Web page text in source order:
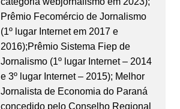
Prêmio Fecomércio de Jornalismo
(1º lugar Internet em 2017 e
2016);Prêmio Sistema Fiep de
Jornalismo (1º lugar Internet – 2014
e 3º lugar Internet – 2015); Melhor
Jornalista de Economia do Paraná
concedido pelo Conselho Regional